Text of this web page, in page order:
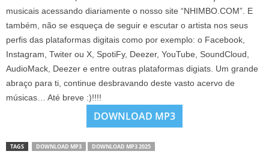
musicais acessando diariamente o nosso site “NHIMBO.COM”. E
também, não se esqueça de seguir e escutar o artista nos seus
perfis das plataformas digitais como por exemplo: o Facebook,
Instagram, Twiter ou X, SpotiFy, Deezer, YouTube, SoundCloud,
AudioMack, Deezer e entre outras plataformas digiats. Um grande
abraço para ti, continue desbravando deste vasto acervo de
músicas… Até breve :)!!!!
DOWNLOAD MP3
TAGS DOWNLOAD MP3 DOWNLOAD MP3 2025